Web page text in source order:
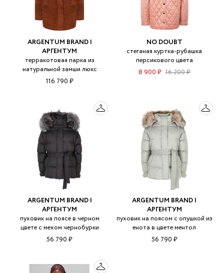
ARGENTUM BRAND |
АРГЕНТУМ
терракотовая парка из
натуральной замши люкс
116 790 ₽
NO DOUBT
стеганая куртка-рубашка
персикового цвета
8 900 ₽ 16 200 ₽
ARGENTUM BRAND |
АРГЕНТУМ
пуховик на поясе в черном
цвете с мехом чернобурки
56 790 ₽
ARGENTUM BRAND |
АРГЕНТУМ
пуховик на поясом с опушкой из
енота в цвете ментол
56 790 ₽